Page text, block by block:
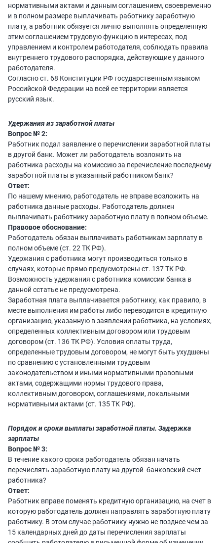
нормативными актами и данным соглашением, своевременно
и в полном размере выплачивать работнику заработную
плату, а работник обязуется лично выполнять определенную
этим соглашением трудовую функцию в интересах, под
управлением и контролем работодателя, соблюдать правила
внутреннего трудового распорядка, действующие у данного
работодателя.
Согласно ст. 68 Конституции РФ государственным языком
Российской Федерации на всей ее территории является
русский язык.
Удержания из заработной платы
Вопрос № 2:
Работник подал заявление о перечислении заработной платы
в другой банк. Может ли работодатель возложить на
работника расходы на комиссию за перечисление последнему
заработной платы в указанный работником банк?
Ответ:
По нашему мнению, работодатель не вправе возложить на
работника данные расходы. Работодатель должен
выплачивать работнику заработную плату в полном объеме.
Правовое обоснование:
Работодатель обязан выплачивать работникам зарплату в
полном объеме (ст. 22 ТК РФ).
Удержания с работника могут производиться только в
случаях, которые прямо предусмотрены ст. 137 ТК РФ.
Возможность удержания с работника комиссии банка в
данной сстатье не предусмотрена.
Заработная плата выплачивается работнику, как правило, в
месте выполнения им работы либо переводится в кредитную
организацию, указанную в заявлении работника, на условиях,
определенных коллективным договором или трудовым
договором (ст. 136 ТК РФ). Условия оплаты труда,
определенные трудовым договором, не могут быть ухудшены
по сравнению с установленными трудовым
законодательством и иными нормативными правовыми
актами, содержащими нормы трудового права,
коллективным договором, соглашениями, локальными
нормативными актами (ст. 135 ТК РФ).
Порядок и сроки выплаты заработной платы. Задержка
зарплаты
Вопрос № 3:
В течение какого срока работодатель обязан начать
перечислять заработную плату на другой банковский счет
работника?
Ответ:
Работник вправе поменять кредитную организацию, на счет в
которую работодатель должен направлять заработную плату
работнику. В этом случае работнику нужно не позднее чем за
15 календарных дней до даты перечисления зарплаты